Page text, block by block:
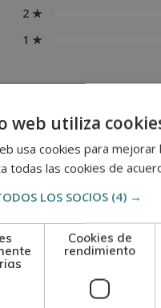
2 ★
1 ★
web utiliza
usa cookies para
todas las cookies de
LOS SOCIOS (4) →
Cookies de
rendimiento